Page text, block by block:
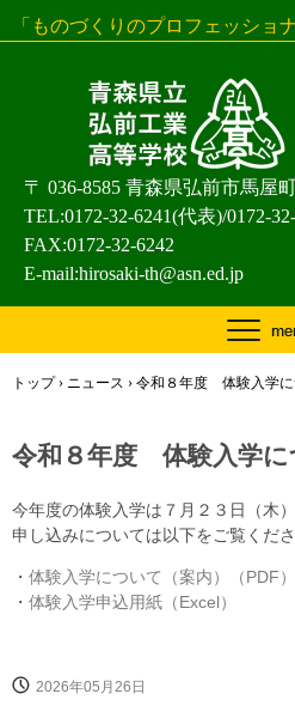
「ものづくりのプロフェッショ
〒 036-8585 青森県弘前市馬屋
TEL:0172-32-6241(代表)/0172-
FAX:0172-32-6242
E-mail:hirosaki-th@asn.ed.jp
トップ › ニュース › 令和８年度 体験入学に
令和８年度 体験入学に
今年度の体験入学は７月２３日（木
申し込みについては以下をご覧くださ
・ 体験入学について（案内）（PDF）
・ 体験入学申込用紙（Excel）
2026年05月26日